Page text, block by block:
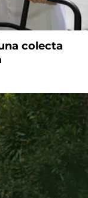
colecta